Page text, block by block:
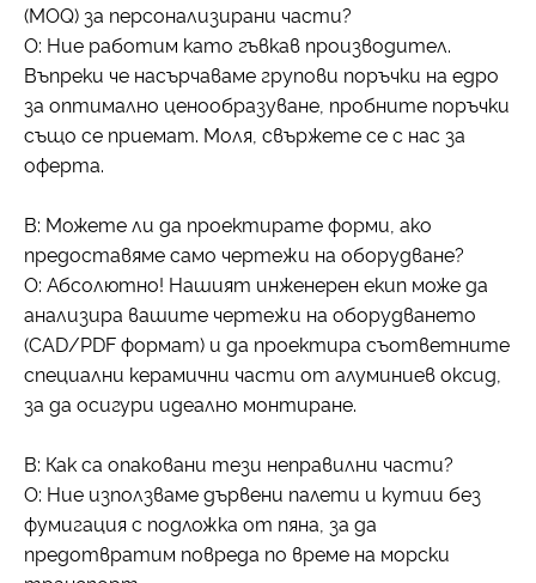
(MOQ) за персонализирани части?
О: Ние работим като гъвкав производител.
Въпреки че насърчаваме групови поръчки на едро
за оптимално ценообразуване, пробните поръчки
също се приемат. Моля, свържете се с нас за
оферта.
В: Можете ли да проектирате форми, ако
предоставяме само чертежи на оборудване?
О: Абсолютно! Нашият инженерен екип може да
анализира вашите чертежи на оборудването
(CAD/PDF формат) и да проектира съответните
специални керамични части от алуминиев оксид,
за да осигури идеално монтиране.
В: Как са опаковани тези неправилни части?
О: Ние използваме дървени палети и кутии без
фумигация с подложка от пяна, за да
предотвратим повреда по време на морски